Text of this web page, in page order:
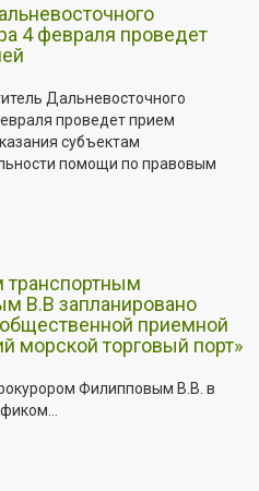
4 февраля проведет
Дальневосточного
проведет прием
субъектам
помощи по правовым
транспортным
В.В запланировано
приемной
морской торговый порт»
Филипповым В.В. в